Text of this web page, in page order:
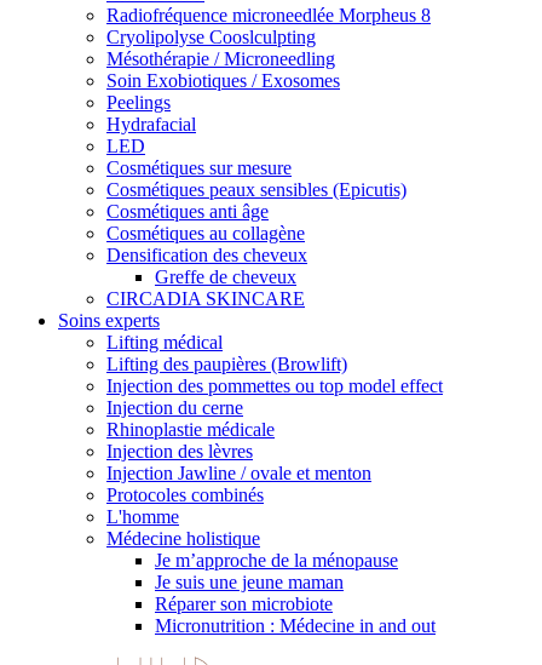
Radiofréquence microneedlée Morpheus 8
Cryolipolyse Cooslculpting
Mésothérapie / Microneedling
Soin Exobiotiques / Exosomes
Peelings
Hydrafacial
LED
Cosmétiques sur mesure
Cosmétiques peaux sensibles (Epicutis)
Cosmétiques anti âge
Cosmétiques au collagène
Densification des cheveux
Greffe de cheveux
CIRCADIA SKINCARE
Soins experts
Lifting médical
Lifting des paupières (Browlift)
Injection des pommettes ou top model effect
Injection du cerne
Rhinoplastie médicale
Injection des lèvres
Injection Jawline / ovale et menton
Protocoles combinés
L'homme
Médecine holistique
Je m’approche de la ménopause
Je suis une jeune maman
Réparer son microbiote
Micronutrition : Médecine in and out